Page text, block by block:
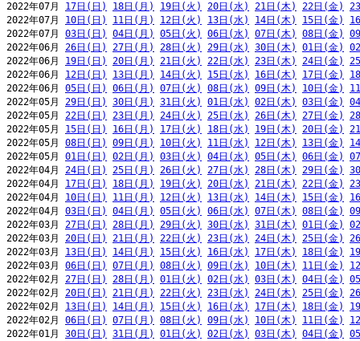
2022年07月 17日(日) 18日(月) 19日(火) 20日(水) 21日(木) 22日(金)
2022年07月 10日(日) 11日(月) 12日(火) 13日(水) 14日(木) 15日(金)
2022年07月 03日(日) 04日(月) 05日(火) 06日(水) 07日(木) 08日(金)
2022年06月 26日(日) 27日(月) 28日(火) 29日(水) 30日(木) 01日(金)
2022年06月 19日(日) 20日(月) 21日(火) 22日(水) 23日(木) 24日(金)
2022年06月 12日(日) 13日(月) 14日(火) 15日(水) 16日(木) 17日(金)
2022年06月 05日(日) 06日(月) 07日(火) 08日(水) 09日(木) 10日(金)
2022年05月 29日(日) 30日(月) 31日(火) 01日(水) 02日(木) 03日(金)
2022年05月 22日(日) 23日(月) 24日(火) 25日(水) 26日(木) 27日(金)
2022年05月 15日(日) 16日(月) 17日(火) 18日(水) 19日(木) 20日(金)
2022年05月 08日(日) 09日(月) 10日(火) 11日(水) 12日(木) 13日(金)
2022年05月 01日(日) 02日(月) 03日(火) 04日(水) 05日(木) 06日(金)
2022年04月 24日(日) 25日(月) 26日(火) 27日(水) 28日(木) 29日(金)
2022年04月 17日(日) 18日(月) 19日(火) 20日(水) 21日(木) 22日(金)
2022年04月 10日(日) 11日(月) 12日(火) 13日(水) 14日(木) 15日(金)
2022年04月 03日(日) 04日(月) 05日(火) 06日(水) 07日(木) 08日(金)
2022年03月 27日(日) 28日(月) 29日(火) 30日(水) 31日(木) 01日(金)
2022年03月 20日(日) 21日(月) 22日(火) 23日(水) 24日(木) 25日(金)
2022年03月 13日(日) 14日(月) 15日(火) 16日(水) 17日(木) 18日(金)
2022年03月 06日(日) 07日(月) 08日(火) 09日(水) 10日(木) 11日(金)
2022年02月 27日(日) 28日(月) 01日(火) 02日(水) 03日(木) 04日(金)
2022年02月 20日(日) 21日(月) 22日(火) 23日(水) 24日(木) 25日(金)
2022年02月 13日(日) 14日(月) 15日(火) 16日(水) 17日(木) 18日(金)
2022年02月 06日(日) 07日(月) 08日(火) 09日(水) 10日(木) 11日(金)
2022年01月 30日(日) 31日(月) 01日(火) 02日(水) 03日(木) 04日(金)